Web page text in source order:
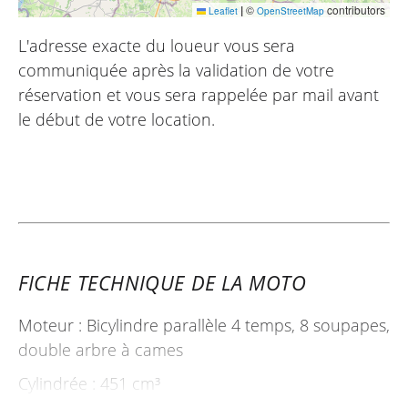
Leaflet |© OpenStreetMap contributors
L'adresse exacte du loueur vous sera
communiquée après la validation de votre
réservation et vous sera rappelée par mail avant
le début de votre location.
FICHE TECHNIQUE DE LA MOTO
Moteur : Bicylindre parallèle 4 temps, 8 soupapes,
double arbre à cames
Cylindrée : 451 cm³